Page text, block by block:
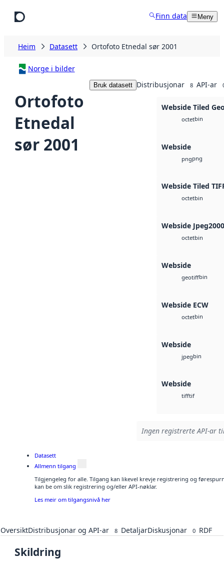
Finn data Meny
Heim Datasett Ortofoto Etnedal sør 2001
Norge i bilder
Ortofoto
Etnedal
sør 2001
Bruk datasett Distribusjonar 8 API-ar
Webside Tiled
octetbin
Webside
pngpng
Webside Tiled
octetbin
Webside Jpeg2000
octetbin
Webside
geotiffbin
Webside ECW
octetbin
Webside
jpegbin
Webside
tifftif
Ingen registrerte API-ar
Datasett
Allmenn tilgang
Tilgjengeleg for alle. Tilgang kan likevel krevje registrering og
kan be om slik registrering og/eller API-nøklar.
Les meir om tilgangsnivå her
OversiktDistribusjonar og API-ar 8 DetaljarDiskusjonar 0 RDF
Skildring